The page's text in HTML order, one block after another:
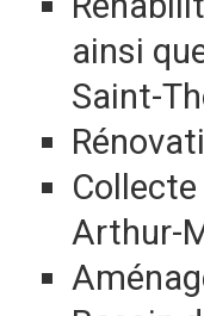
ainsi
Saint-
Arthur-